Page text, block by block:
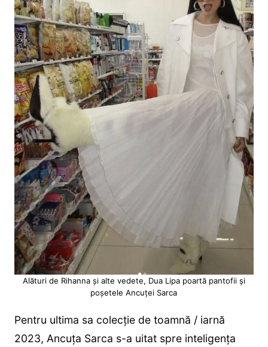
Alături de Rihanna și alte vedete, Dua Lipa poartă pantofii și
poșetele Ancuței Sarca
Pentru ultima sa colecție de toamnă / iarnă
2023, Ancuța Sarca s-a uitat spre inteligența